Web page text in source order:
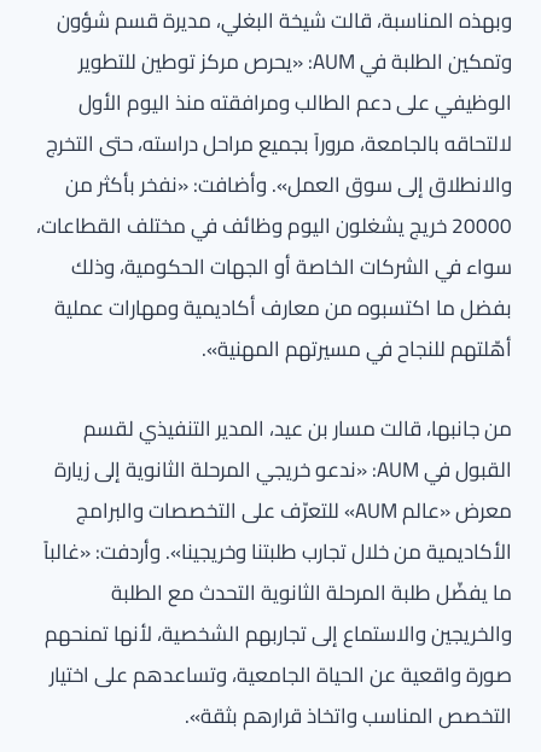
وبهذه المناسبة، قالت شيخة البغلي، مديرة قسم شؤون
وتمكين الطلبة في AUM: «يحرص مركز توطين للتطوير
الوظيفي على دعم الطالب ومرافقته منذ اليوم الأول
لالتحاقه بالجامعة، مروراً بجميع مراحل دراسته، حتى التخرج
والانطلاق إلى سوق العمل». وأضافت: «نفخر بأكثر من
20000 خريج يشغلون اليوم وظائف في مختلف القطاعات،
سواء في الشركات الخاصة أو الجهات الحكومية، وذلك
بفضل ما اكتسبوه من معارف أكاديمية ومهارات عملية
أهّلتهم للنجاح في مسيرتهم المهنية».
من جانبها، قالت مسار بن عيد، المدير التنفيذي لقسم
القبول في AUM: «ندعو خريجي المرحلة الثانوية إلى زيارة
معرض «عالم AUM» للتعرّف على التخصصات والبرامج
الأكاديمية من خلال تجارب طلبتنا وخريجينا». وأردفت: «غالباً
ما يفضّل طلبة المرحلة الثانوية التحدث مع الطلبة
والخريجين والاستماع إلى تجاربهم الشخصية، لأنها تمنحهم
صورة واقعية عن الحياة الجامعية، وتساعدهم على اختيار
التخصص المناسب واتخاذ قرارهم بثقة».